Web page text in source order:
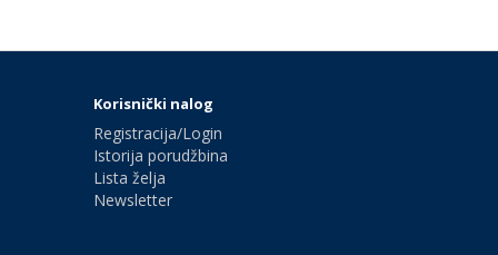
Korisnički nalog
Registracija/Login
Istorija porudžbina
Lista želja
Newsletter